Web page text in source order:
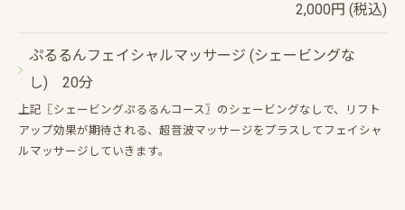
2,000円 (税込)
ぷるるんフェイシャルマッサージ (シェービングな
し) 20分
上記〖シェービングぷるるんコース〗のシェービングなしで、リフト
アップ効果が期待される、超音波マッサージをプラスしてフェイシャ
ルマッサージしていきます。